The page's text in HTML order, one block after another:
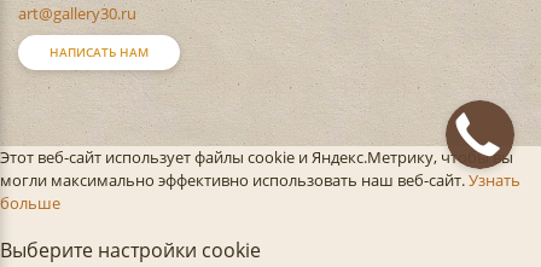
art@gallery30.ru
НАПИСАТЬ НАМ
Этот веб-сайт использует файлы cookie и Яндекс.Метрику, чтобы вы
могли максимально эффективно использовать наш веб-сайт.Узнать
больше
Выберите настройки cookie